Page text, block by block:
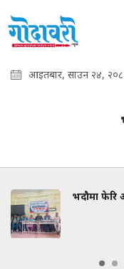
आइतबार, साउन २४,
भदौमा फेरि